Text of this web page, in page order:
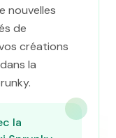
nouvelles
de
créations
la
la